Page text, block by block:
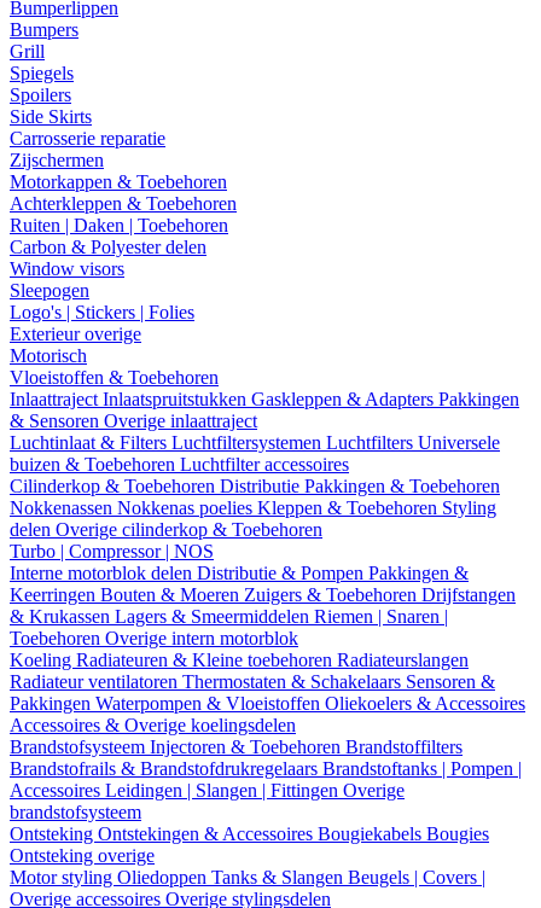
Bumperlippen
Bumpers
Grill
Spiegels
Spoilers
Side Skirts
Carrosserie reparatie
Zijschermen
Motorkappen & Toebehoren
Achterkleppen & Toebehoren
Ruiten | Daken | Toebehoren
Carbon & Polyester delen
Window visors
Sleepogen
Logo's | Stickers | Folies
Exterieur overige
Motorisch
Vloeistoffen & Toebehoren
Inlaattraject Inlaatspruitstukken Gaskleppen & Adapters Pakkingen
& Sensoren Overige inlaattraject
Luchtinlaat & Filters Luchtfiltersystemen Luchtfilters Universele
buizen & Toebehoren Luchtfilter accessoires
Cilinderkop & Toebehoren Distributie Pakkingen & Toebehoren
Nokkenassen Nokkenas poelies Kleppen & Toebehoren Styling
delen Overige cilinderkop & Toebehoren
Turbo | Compressor | NOS
Interne motorblok delen Distributie & Pompen Pakkingen &
Keerringen Bouten & Moeren Zuigers & Toebehoren Drijfstangen
& Krukassen Lagers & Smeermiddelen Riemen | Snaren |
Toebehoren Overige intern motorblok
Koeling Radiateuren & Kleine toebehoren Radiateurslangen
Radiateur ventilatoren Thermostaten & Schakelaars Sensoren &
Pakkingen Waterpompen & Vloeistoffen Oliekoelers & Accessoires
Accessoires & Overige koelingsdelen
Brandstofsysteem Injectoren & Toebehoren Brandstoffilters
Brandstofrails & Brandstofdrukregelaars Brandstoftanks | Pompen |
Accessoires Leidingen | Slangen | Fittingen Overige
brandstofsysteem
Ontsteking Ontstekingen & Accessoires Bougiekabels Bougies
Ontsteking overige
Motor styling Oliedoppen Tanks & Slangen Beugels | Covers |
Overige accessoires Overige stylingsdelen